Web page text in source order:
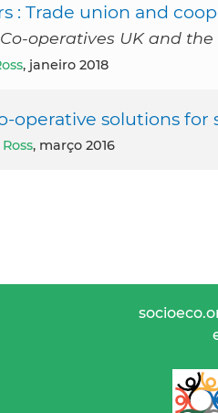
: Trade union and
operatives UK and
, janeiro 2018
operative solutions
, março 2016